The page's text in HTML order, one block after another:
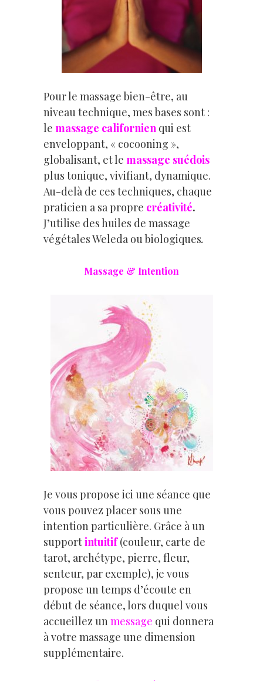
Pour le massage bien-être, au
niveau technique, mes bases sont :
le massage californien qui est
enveloppant, « cocooning »,
globalisant, et le massage suédois
plus tonique, vivifiant, dynamique.
Au-delà de ces techniques, chaque
praticien a sa propre créativité.
J’utilise des huiles de massage
végétales Weleda ou biologiques.
Massage & Intention
Je vous propose ici une séance que
vous pouvez placer sous une
intention particulière. Grâce à un
supportintuitif (couleur, carte de
tarot, archétype, pierre, fleur,
senteur, par exemple), je vous
propose un temps d’écoute en
début de séance, lors duquel vous
accueillez unmessage qui donnera
à votre massage une dimension
supplémentaire.